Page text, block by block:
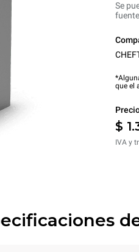
Se
que el
$
IVA y